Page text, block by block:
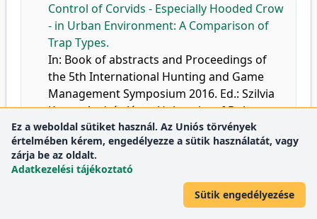
Control of Corvids - Especially Hooded Crow
- in Urban Environment: A Comparison of
Trap Types.
In: Book of abstracts and Proceedings of
the 5th International Hunting and Game
Management Symposium 2016. Ed.: Szilvia
Kusza, András Jávor, University of Debrecen,
Debrecen, 28, 2016. ISBN: 9786155403101
DEA
Gast- und
Rastvögel im Sommer und Herbst in einem
Ez a weboldal sütiket használ. Az Uniós törvények
értelmében kérem, engedélyezze a sütik használatát, vagy
zárja be az oldalt.
Adatkezelési tájékoztató
Sütik engedélyezése